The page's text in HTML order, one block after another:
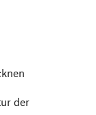
der